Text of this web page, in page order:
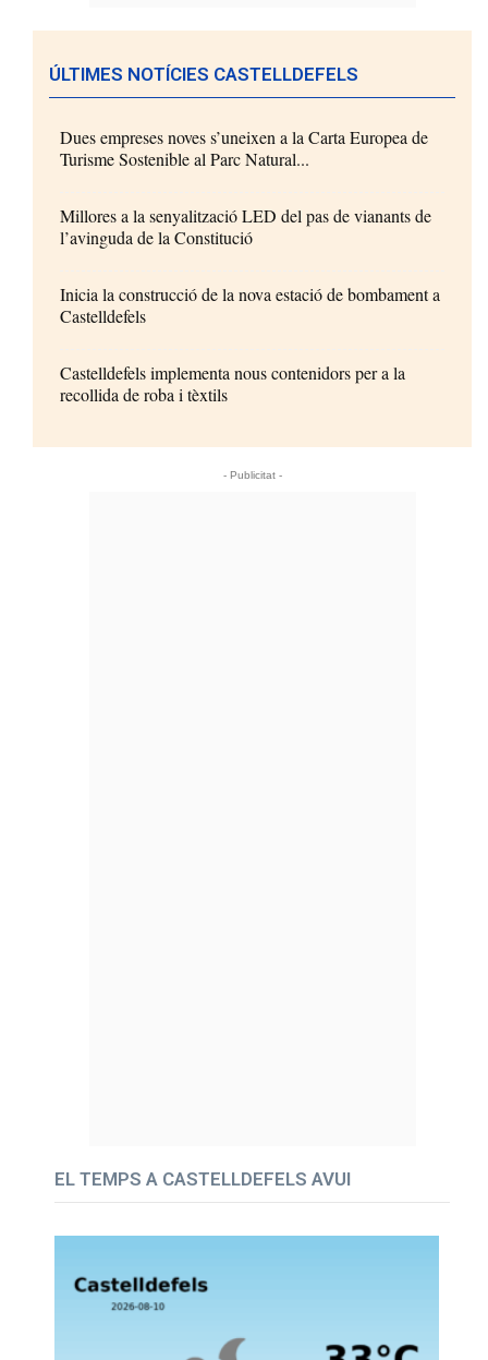
ÚLTIMES NOTÍCIES CASTELLDEFELS
Dues empreses noves s’uneixen a la Carta Europea de
Turisme Sostenible al Parc Natural...
Millores a la senyalització LED del pas de vianants de
l’avinguda de la Constitució
Inicia la construcció de la nova estació de bombament a
Castelldefels
Castelldefels implementa nous contenidors per a la
recollida de roba i tèxtils
- Publicitat -
EL TEMPS A CASTELLDEFELS AVUI